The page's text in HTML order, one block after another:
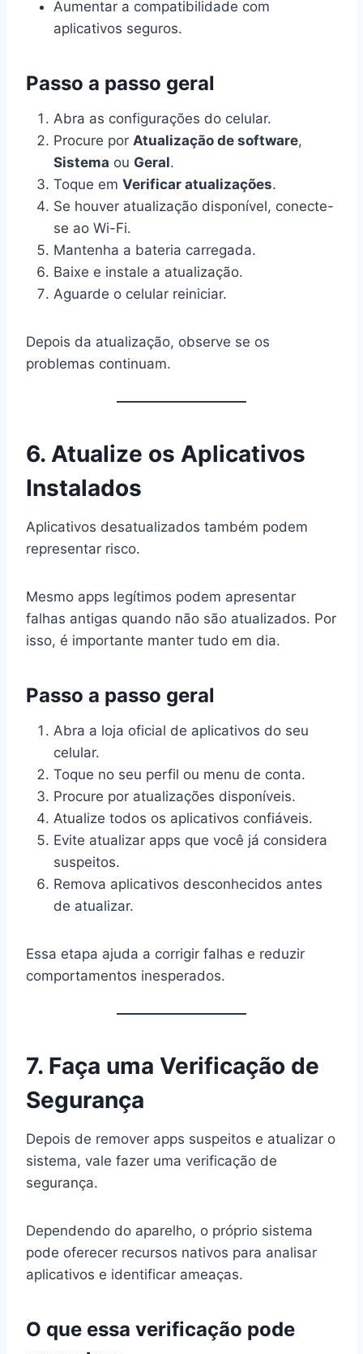
Aumentar a compatibilidade com
aplicativos seguros.
Passo a passo geral
Abra as configurações do celular.
Procure por Atualização de software,
Sistema ou Geral.
Toque em Verificar atualizações.
Se houver atualização disponível, conecte-
se ao Wi-Fi.
Mantenha a bateria carregada.
Baixe e instale a atualização.
Aguarde o celular reiniciar.
Depois da atualização, observe se os
problemas continuam.
6. Atualize os Aplicativos
Instalados
Aplicativos desatualizados também podem
representar risco.
Mesmo apps legítimos podem apresentar
falhas antigas quando não são atualizados. Por
isso, é importante manter tudo em dia.
Passo a passo geral
Abra a loja oficial de aplicativos do seu
celular.
Toque no seu perfil ou menu de conta.
Procure por atualizações disponíveis.
Atualize todos os aplicativos confiáveis.
Evite atualizar apps que você já considera
suspeitos.
Remova aplicativos desconhecidos antes
de atualizar.
Essa etapa ajuda a corrigir falhas e reduzir
comportamentos inesperados.
7. Faça uma Verificação de
Segurança
Depois de remover apps suspeitos e atualizar o
sistema, vale fazer uma verificação de
segurança.
Dependendo do aparelho, o próprio sistema
pode oferecer recursos nativos para analisar
aplicativos e identificar ameaças.
O que essa verificação pode